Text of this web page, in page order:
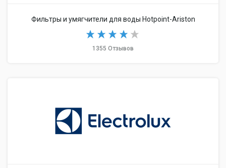
Фильтры и умягчители для воды Hotpoint-Ariston
1355 Отзывов